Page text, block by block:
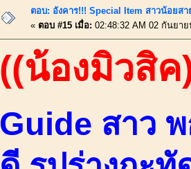
ตอบ: อังคาร!!! Special Item สาวน้อยส
« ตอบ #15 เมื่อ: 02:48:32 AM 02 กันยา
((น้องมิวสิค
Guide สาว